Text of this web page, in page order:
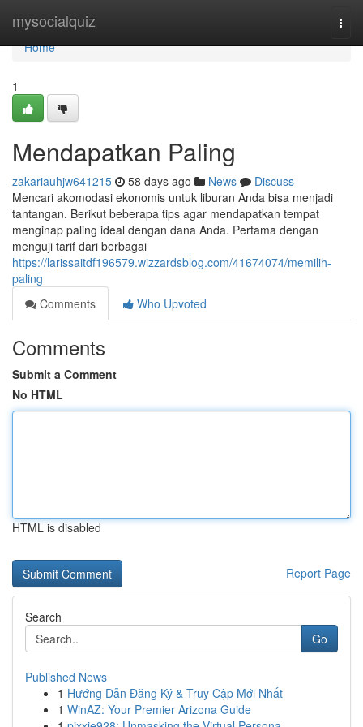
mysocialquiz
Home
Home
1
Mendapatkan Paling
zakariauhjw641215 58 days ago News
Discuss
Mencari akomodasi ekonomis untuk liburan Anda bisa menjadi
tantangan. Berikut beberapa tips agar mendapatkan tempat
menginap paling ideal dengan dana Anda. Pertama dengan
menguji tarif dari berbagai
https://larissaitdf196579.wizzardsblog.com/41674074/memilih-
paling
Comments
Who Upvoted
Comments
Submit a Comment
No HTML
HTML is disabled
Report Page
Search
Go
Published News
1 Hướng Dẫn Đăng Ký & Truy Cập Mới Nhất
1 WinAZ: Your Premier Arizona Guide